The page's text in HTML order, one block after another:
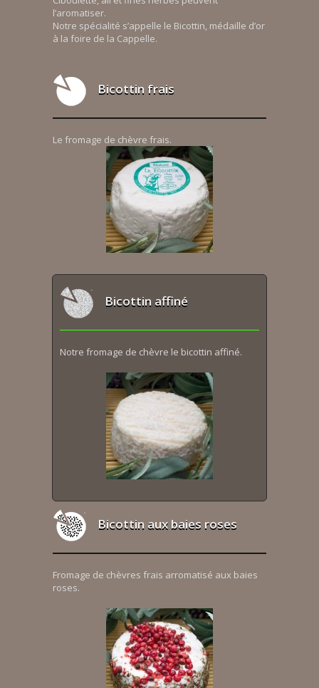
l’aromatiser.
Notre spécialité s’appelle le Bicottin, médaille d’or
à la foire de la Cappelle.
Bicottin frais
Le fromage de chèvre frais.
Bicottin affiné
Notre fromage de chèvre le bicottin affiné.
Bicottin aux baies roses
Fromage de chèvres frais arromatisé aux baies
roses.